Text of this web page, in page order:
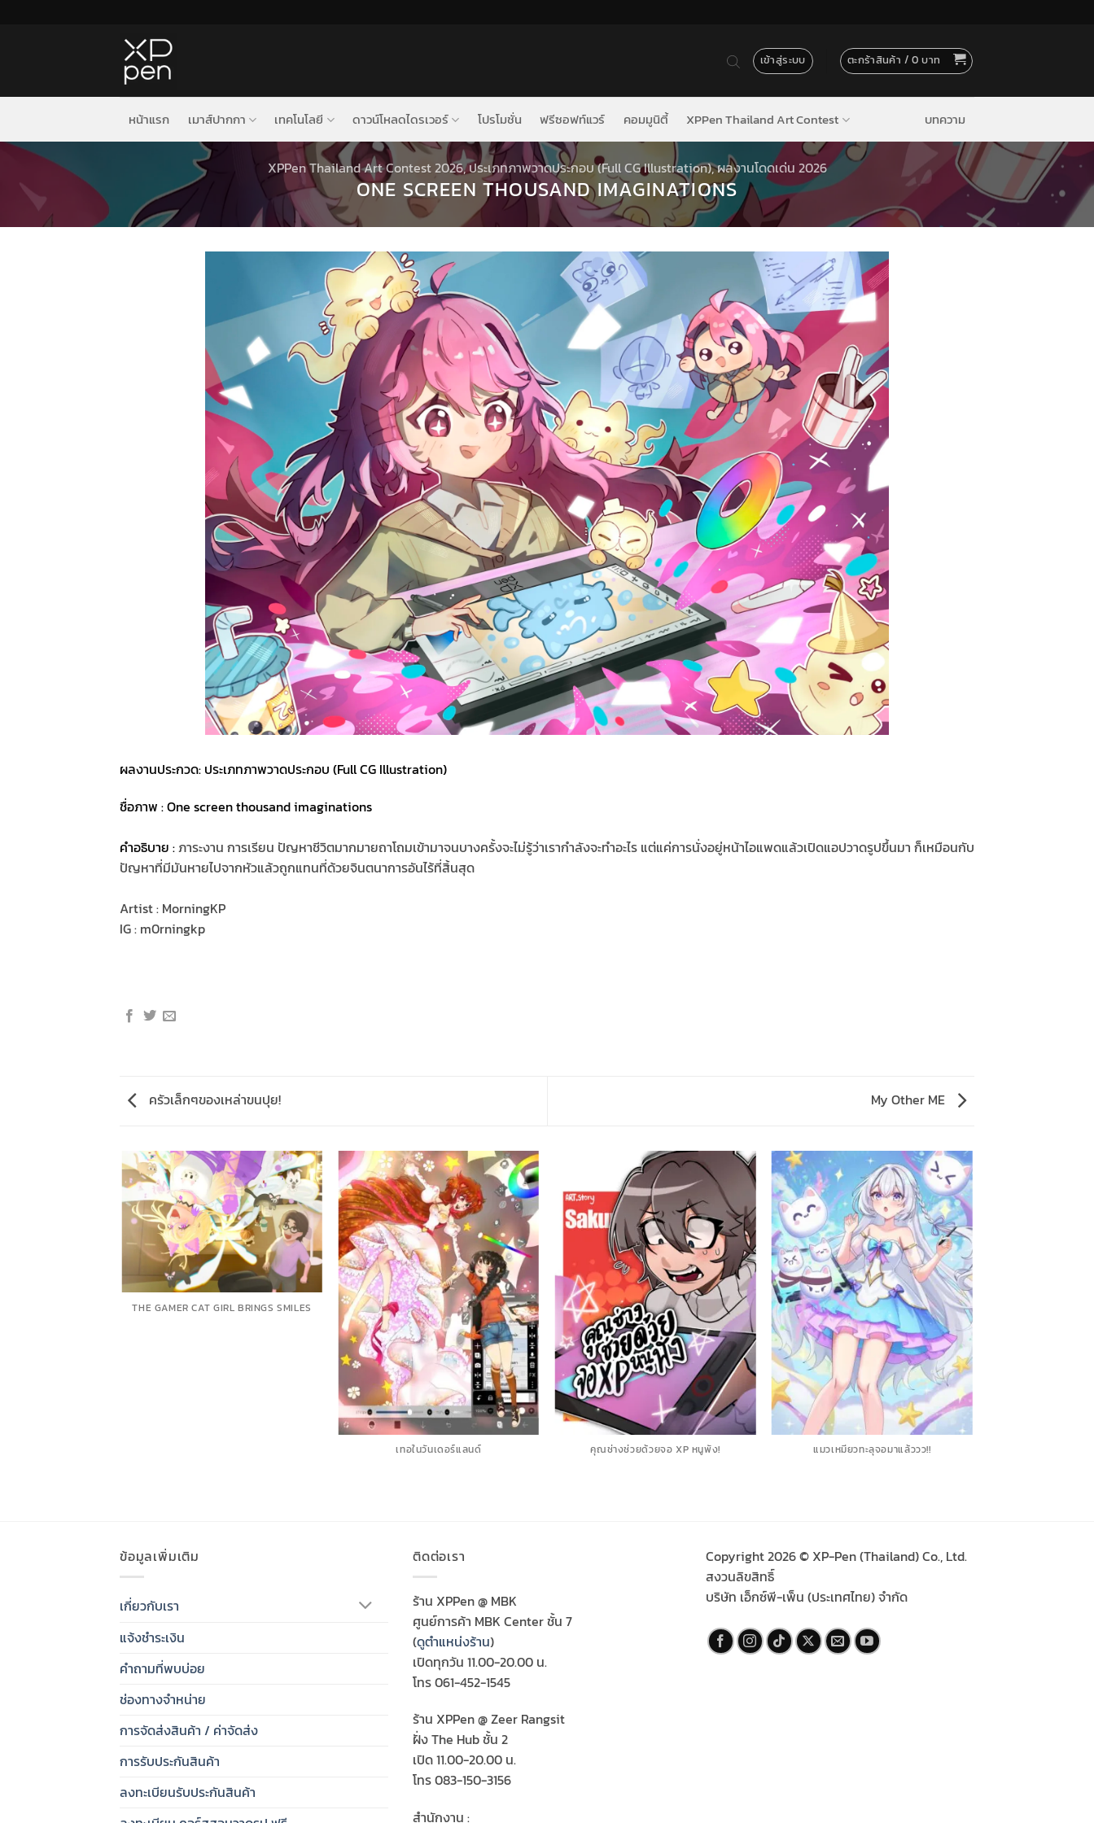
เข้าสู่ระบบ ตะกร้าสินค้า /0
หน้าแรก เมาส์ปากกา เทคโนโลยี ดาวน์โหลดไดรเวอร์ โปรโมชั่น ฟรีซอฟท์แวร์ คอมมูนิตี้ XPPen Thailand Art Contest บทความ
XPPen Thailand Art Contest 2026,ประเภทภาพวาดประกอบ (Full CG Illustration),ผลงานโดดเด่น 2026
ONE SCREEN THOUSAND IMAGINATIONS
ผลงานประกวด: ประเภทภาพวาดประกอบ (Full CG Illustration)
ชื่อภาพ : One screen thousand imaginations
คำอธิบาย :ภาระงาน การเรียน ปัญหาชีวิตมากมายถาโถมเข้ามาจนบางครั้งจะไม่รู้ว่าเรากำลังจะทำอะไร แต่แค่การนั่งอยู่หน้าไอแพดแล้วเปิดแอปวาดรูปขึ้นมา ก็เหมือนกับ
ปัญหาที่มีมันหายไปจากหัวแล้วถูกแทนที่ด้วยจินตนาการอันไร้ที่สิ้นสุด
Artist : MorningKP
IG : m0rningkp
ครัวเล็กๆของเหล่าขนปุย! My Other ME
THE GAMER CAT GIRL BRINGS SMILES
เทอในวันเดอร์แลนด์ คุณช่างช่วยด้วยจอ XP หนูพัง! แมวเหมียวทะลุจอมาแล้ววว!!
ข้อมูลเพิ่มเติม
เกี่ยวกับเรา
แจ้งชำระเงิน
คำถามที่พบบ่อย
ช่องทางจำหน่าย
การจัดส่งสินค้า / ค่าจัดส่ง
การรับประกันสินค้า
ลงทะเบียนรับประกันสินค้า
ติดต่อเรา
ร้าน XPPen @ MBK
ศูนย์การค้า MBK Center ชั้น 7
(ดูตำแหน่งร้าน)
เปิดทุกวัน 11.00-20.00 น.
โทร 061-452-1545
ร้าน XPPen @ Zeer Rangsit
ฝั่ง The Hub ชั้น 2
เปิด 11.00-20.00 น.
โทร 083-150-3156
สำนักงาน :
Copyright 2026 © XP-Pen (Thailand) Co., Ltd.
สงวนลิขสิทธิ์
บริษัท เอ็กซ์พี-เพ็น (ประเทศไทย) จำกัด